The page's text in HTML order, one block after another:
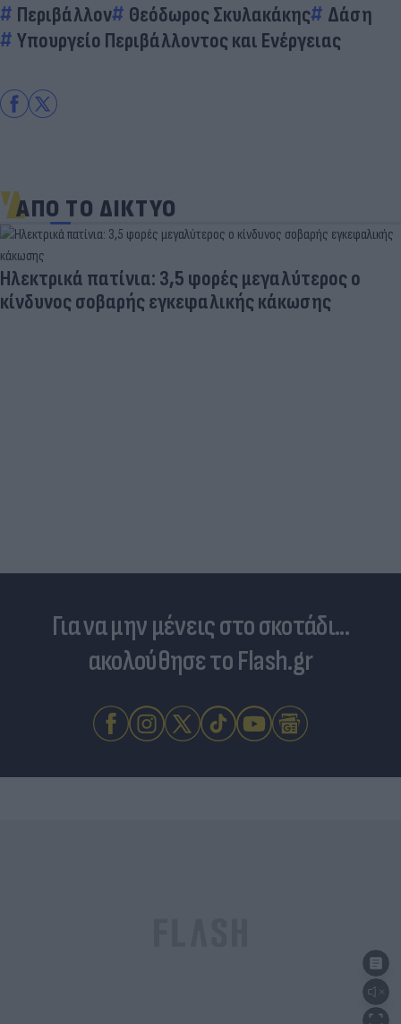
Περιβάλλον Θεόδωρος Σκυλακάκης
Δάση
Υπουργείο Περιβάλλοντος και Ενέργειας
ΑΠΟ ΤΟ ΔΙΚΤΥΟ
Ηλεκτρικά πατίνια: 3,5 φορές μεγαλύτερος ο
κίνδυνος σοβαρής εγκεφαλικής κάκωσης
Για να μην μένεις στο σκοτάδι...
ακολούθησε το Flash.gr